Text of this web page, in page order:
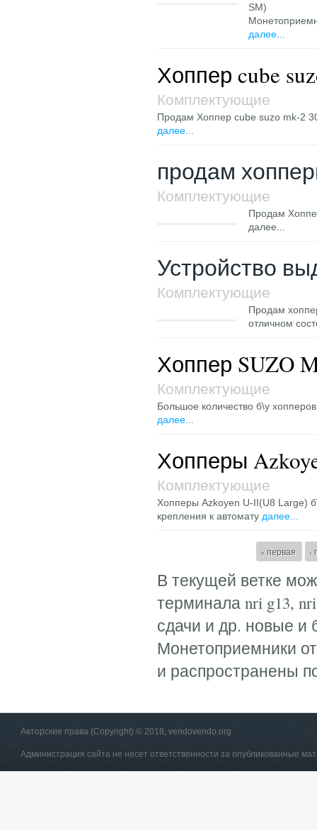
SM)
далее...
Хоппер cube
Комплектующие
Продам Хоппер cube suzo mk-2
далее...
продам
Комплектующие
Продам
далее...
Устройство
Комплектующие
Продам
отличном
Хоппер SUZO
Комплектующие
Большое количество б\у хопперов
далее...
Хопперы
Комплектующие
Хопперы Azkoyen U-II(U8 Large)
крепления к автомату далее...
« первая ‹
В текущей ветке
терминала nri g13,
сдачи и др. новые и
Монетоприемники
и распространены
Авторские права (Copyright) © 2018, vendovendo.org
Администрация сайта не несет ответственности за опубликованные